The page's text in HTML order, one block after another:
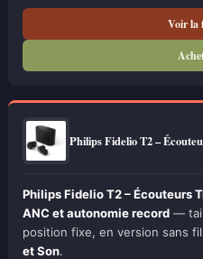
Voir la
Philips Fidelio T2 –
Philips Fidelio T2 – Écouteurs
ANC et autonomie record —
position fixe, en version sans
et Son.